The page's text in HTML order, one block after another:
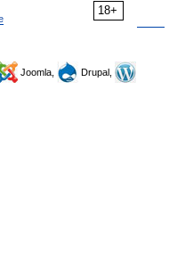
18+
Joomla,
Drupal,